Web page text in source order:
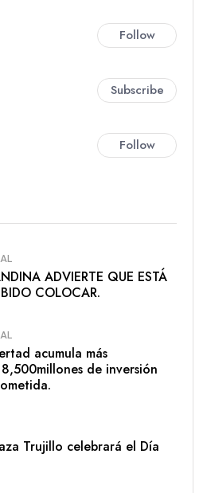
Follow
Subscribe
Follow
ADVIERTE QUE ESTÁ
COLOCAR.
acumula más
de inversión
Trujillo celebrará el Día